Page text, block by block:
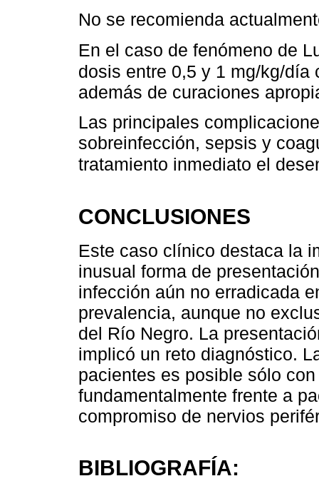
No se recomienda
En el caso de fenómeno de
dosis entre 0,5 y 1 mg/kg/día
además de curaciones
Las principales
sobreinfección, sepsis y
tratamiento inmediato el
CONCLUSIONES
Este caso clínico destaca la
inusual forma de
infección aún no erradicada
prevalencia, aunque no
del Río Negro. La
implicó un reto diagnóstico.
pacientes es posible sólo
fundamentalmente frente a
compromiso de nervios
BIBLIOGRAFÍA: